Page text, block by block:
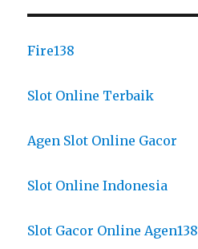
Fire138
Slot Online Terbaik
Agen Slot Online Gacor
Slot Online Indonesia
Slot Gacor Online Agen138